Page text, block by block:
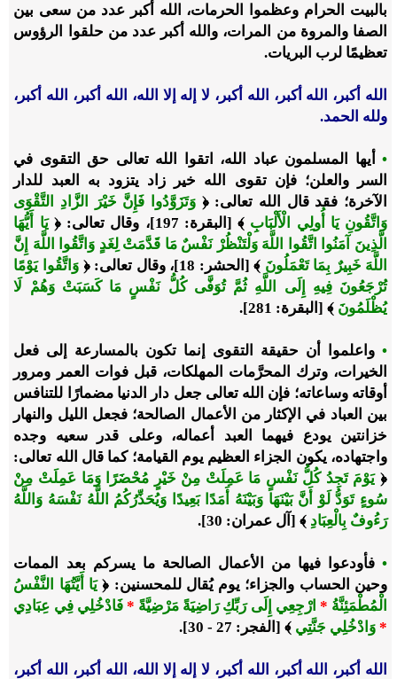
بالبيت الحرام وعظموا الحرمات، الله أكبر عدد من سعى بين
الصفا والمروة من المرات، والله أكبر عدد من حلقوا الرؤوس
تعظيمًا لرب البريات.
الله أكبر، الله أكبر، الله أكبر، لا إله إلا الله، الله أكبر، الله أكبر،
ولله الحمد.
• أيها المسلمون عباد الله، اتقوا الله تعالى حق التقوى في
السر والعلن؛ فإن تقوى الله خير زاد يتزود به العبد للدار
الآخرة؛ فقد قال الله تعالى: ﴿ وَتَزَوَّدُوا فَإِنَّ خَيْرَ الزَّادِ التَّقْوَى
وَاتَّقُونِ يَا أُولِي الْأَلْبَابِ ﴾ [البقرة: 197]، وقال تعالى: ﴿
يَا أَيُّهَا
الَّذِينَ آمَنُوا اتَّقُوا اللَّهَ وَلْتَنْظُرْ نَفْسٌ مَا قَدَّمَتْ لِغَدٍ وَاتَّقُوا اللَّهَ إِنَّ
اللَّهَ خَبِيرٌ بِمَا تَعْمَلُونَ ﴾ [الحشر: 18]، وقال تعالى: ﴿
وَاتَّقُوا يَوْمًا
تُرْجَعُونَ فِيهِ إِلَى اللَّهِ ثُمَّ تُوَفَّى كُلُّ نَفْسٍ مَا كَسَبَتْ وَهُمْ لَا
يُظْلَمُونَ ﴾ [البقرة: 281].
• واعلموا أن حقيقة التقوى إنما تكون بالمسارعة إلى فعل
الخيرات، وترك المحرَّمات المهلكات، قبل فوات العمر ومرور
أوقاته وساعاته؛ فإن الله تعالى جعل دار الدنيا مضمارًا للتنافس
بين العباد في الإكثار من الأعمال الصالحة؛ فجعل الليل والنهار
خزانتين يودع فيهما العبد أعماله، وعلى قدر سعيه وجده
واجتهاده، يكون الجزاء العظيم يوم القيامة؛ كما قال الله تعالى:
﴿يَوْمَ تَجِدُ كُلُّ نَفْسٍ مَا عَمِلَتْ مِنْ خَيْرٍ مُحْضَرًا وَمَا عَمِلَتْ مِنْ
سُوءٍ تَوَدُّ لَوْ أَنَّ بَيْنَهَا وَبَيْنَهُ أَمَدًا بَعِيدًا وَيُحَذِّرُكُمُ اللَّهُ نَفْسَهُ وَاللَّهُ
رَءُوفٌ بِالْعِبَادِ ﴾ [آل عمران: 30].
• فأودعوا فيها من الأعمال الصالحة ما يسركم بعد الممات
وحين الحساب والجزاء؛ يوم يُقال للمحسنين: ﴿يَا أَيَّتُهَا النَّفْسُ
الْمُطْمَئِنَّةُ * ارْجِعِي إِلَى رَبِّكِ رَاضِيَةً مَرْضِيَّةً * فَادْخُلِي فِي عِبَادِي
* وَادْخُلِي جَنَّتِي ﴾ [الفجر: 27 - 30].
الله أكبر، الله أكبر، الله أكبر، لا إله إلا الله، الله أكبر، الله أكبر،